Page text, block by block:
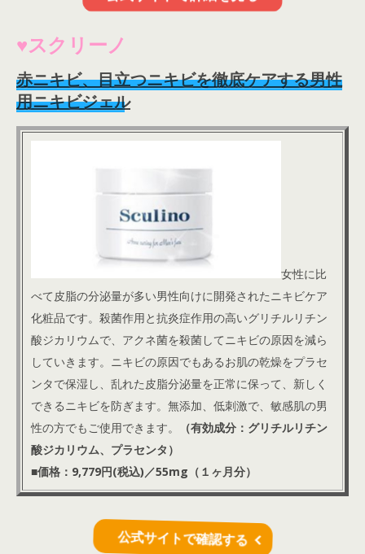
♥スクリーノ
赤ニキビ、目立つニキビを徹底ケアする男性
用ニキビジェル
女性に比
べて皮脂の分泌量が多い男性向けに開発されたニキビケア
化粧品です。殺菌作用と抗炎症作用の高いグリチルリチン
酸ジカリウムで、アクネ菌を殺菌してニキビの原因を減ら
していきます。
ニキビの原因でもあるお肌の乾燥をプラセ
ンタで保湿し、乱れた皮脂分泌量を正常に保って、新しく
できるニキビを防ぎます。無添加、低刺激で、敏感肌の男
性の方でもご使用できます。
（有効成分：グリチルリチン
酸ジカリウム、プラセンタ）
■価格：9,779円(税込)／55mg（１ヶ月分）
公式サイトで確認する